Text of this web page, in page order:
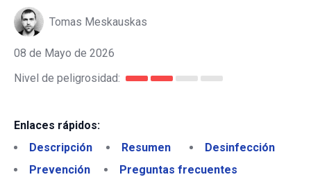
Tomas Meskauskas
08 de Mayo de 2026
Nivel de peligrosidad:
Enlaces rápidos:
Descripción
Resumen
Desinfección
Prevención
Preguntas frecuentes